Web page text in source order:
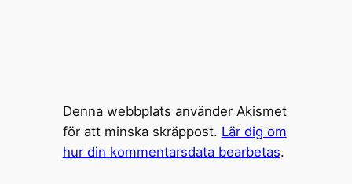
Denna webbplats använder Akismet
för att minska skräppost. Lär dig om
hur din kommentarsdata bearbetas.